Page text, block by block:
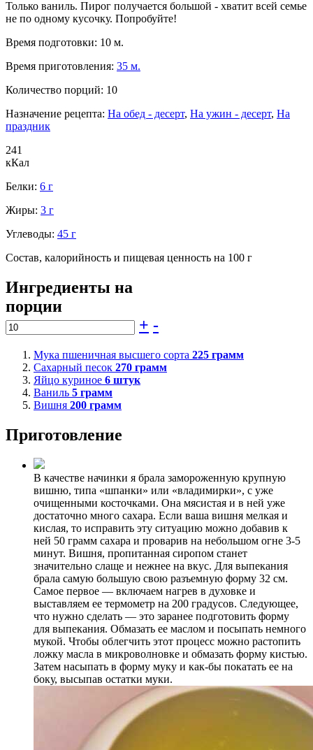
Только ваниль. Пирог получается большой - хватит всей семье
не по одному кусочку. Попробуйте!
Время подготовки: 10 м.
Время приготовления: 35 м.
Количество порций: 10
Назначение рецепта: На обед - десерт, На ужин - десерт, На
праздник
241
кКал
Белки: 6 г
Жиры: 3 г
Углеводы: 45 г
Состав, калорийность и пищевая ценность на 100 г
Ингредиенты на
порции
+ -
Мука пшеничная высшего сорта 225 грамм
Сахарный песок 270 грамм
Яйцо куриное 6 штук
Ваниль 5 грамм
Вишня 200 грамм
Приготовление
В качестве начинки я брала замороженную крупную
вишню, типа «шпанки» или «владимирки», с уже
очищенными косточками. Она мясистая и в ней уже
достаточно много сахара. Если ваша вишня мелкая и
кислая, то исправить эту ситуацию можно добавив к
ней 50 грамм сахара и проварив на небольшом огне 3-5
минут. Вишня, пропитанная сиропом станет
значительно слаще и нежнее на вкус. Для выпекания
брала самую большую свою разъемную форму 32 см.
Самое первое — включаем нагрев в духовке и
выставляем ее термометр на 200 градусов. Следующее,
что нужно сделать — это заранее подготовить форму
для выпекания. Обмазать ее маслом и посыпать немного
мукой. Чтобы облегчить этот процесс можно растопить
ложку масла в микроволновке и обмазать форму кистью.
Затем насыпать в форму муку и как-бы покатать ее на
боку, высыпав остатки муки.